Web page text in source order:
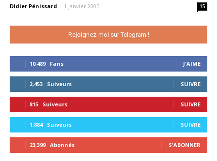
Didier Pénissard - 1 janvier 2005 15
Rejoignez-moi sur Telegram !
10,489 Fans J'AIME
2,453 Suiveurs SUIVRE
815 Suiveurs SUIVRE
1,884 Suiveurs SUIVRE
23,399 Abonnés S'ABONNER